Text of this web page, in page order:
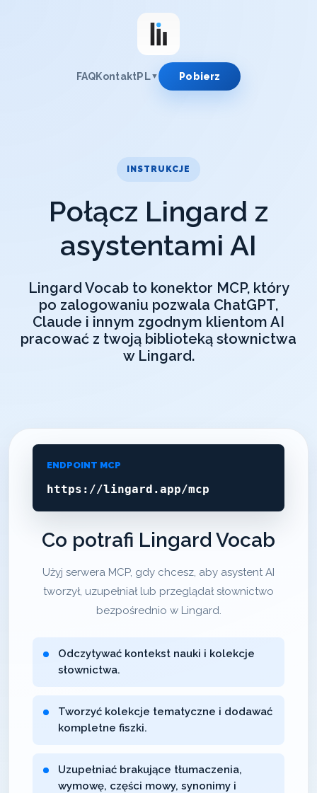
FAQKontaktPL▼ Pobierz
INSTRUKCJE
Połącz Lingard z
asystentami AI
Lingard Vocab to konektor MCP, który
po zalogowaniu pozwala ChatGPT,
Claude i innym zgodnym klientom AI
pracować z twoją biblioteką słownictwa
w Lingard.
ENDPOINT MCP
https://lingard.app/mcp
Co potrafi Lingard Vocab
Użyj serwera MCP, gdy chcesz, aby asystent AI
tworzył, uzupełniał lub przeglądał słownictwo
bezpośrednio w Lingard.
Odczytywać kontekst nauki i kolekcje
słownictwa.
Tworzyć kolekcje tematyczne i dodawać
kompletne fiszki.
Uzupełniać brakujące tłumaczenia,
wymowę, części mowy, synonimy i